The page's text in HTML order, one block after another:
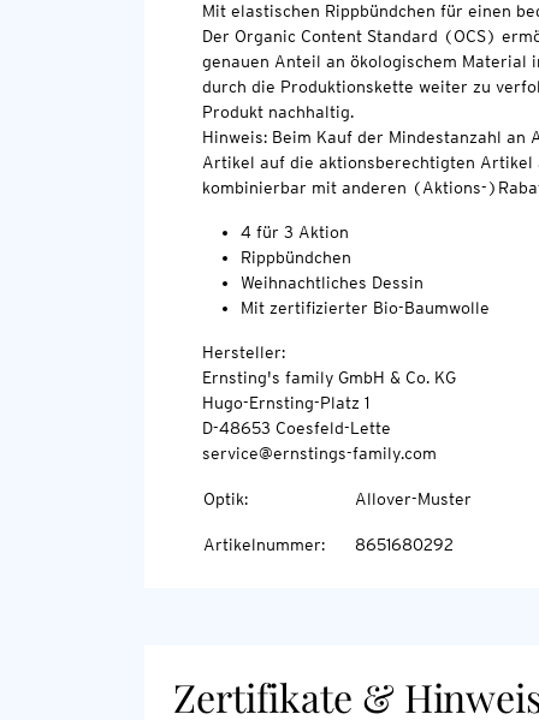
Mit elastischen Rippbündchen für einen
Der Organic Content Standard (OCS)
genauen Anteil an ökologischem Material
durch die Produktionskette weiter zu
Produkt nachhaltig.
Hinweis: Beim Kauf der Mindestanzahl
Artikel auf die aktionsberechtigten Artikel
kombinierbar mit anderen (Aktions-
4 für 3 Aktion
Rippbündchen
Weihnachtliches Dessin
Mit zertifizierter Bio-Baumwolle
Hersteller:
Ernsting's family GmbH & Co. KG
Hugo-Ernsting-Platz 1
D-48653 Coesfeld-Lette
service@ernstings-family.com
Optik: Allover-Muster
Artikelnummer: 8651680292
Zertifikate &